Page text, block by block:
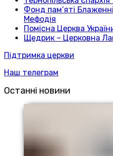
Фонд пам’яті
Мефодія
Помісна Церква
Щедрик – Церковна
Підтримка церкви
Наш телеграм
Останні новини